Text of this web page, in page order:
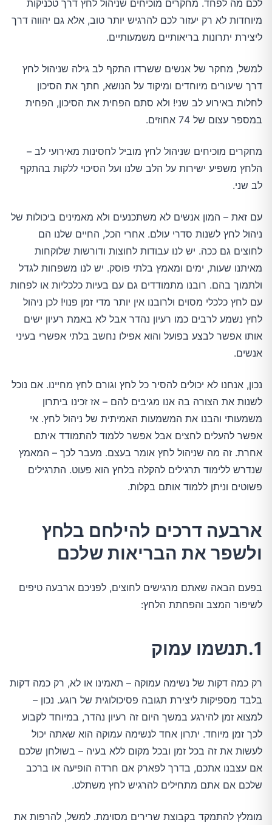
לכם מה לפחד. מחקרים מוכיחים שניהול לחץ דרך טכניקות
מיוחדות לא רק יעזור לכם להרגיש יותר טוב, אלא גם יהווה דרך
ליצירת יתרונות בריאותיים משמעותיים.
למשל, מחקר של אנשים ששרדו התקף לב גילה שניהול לחץ
דרך שיעורים מיוחדים ומיקוד על הנושא, חתך את הסיכון
לחלות באירוע לב שני! ולא סתם הפחית את הסיכון, הפחית
במספר עצום של 74 אחוזים.
מחקרים מוכיחים שניהול לחץ מוביל לחסינות מאירועי לב –
הלחץ משפיע ישירות על הלב שלנו ועל הסיכוי ללקות בהתקף
לב שני.
עם זאת – המון אנשים לא משתכנעים ולא מאמינים ביכולות של
ניהול לחץ לשנות סדרי עולם. אחרי הכל, החיים שלנו הם
לחוצים גם ככה. יש לנו עבודות לחוצות ודורשות שלוקחות
מאיתנו שעות, ימים ומאמץ בלתי פוסק. יש לנו משפחות לגדל
ולתמוך בהם. רובנו מתמודדים גם עם בעיות כלכליות או לפחות
עם לחץ כלכלי מסוים ולרובנו אין יותר מדי זמן פנוי! לכן ניהול
לחץ נשמע לרבים כמו רעיון נהדר אבל לא באמת רעיון ישים
אותו אפשר לבצע בפועל והוא אפילו נחשב בלתי אפשרי בעיני
אנשים.
נכון, אנחנו לא יכולים להסיר כל לחץ וגורם לחץ מחיינו. אם נוכל
לשנות את הצורה בה אנו מגיבים להם – אז זכינו ביתרון
משמעותי והבנו את המשמעות האמיתית של ניהול לחץ. אי
אפשר להעלים לחצים אבל אפשר ללמוד להתמודד איתם
אחרת. זה מה שניהול לחץ אומר בעצם. מעבר לכך – המאמץ
שנדרש ללימוד תרגילים להקלה בלחץ הוא פעוט. התרגילים
פשוטים וניתן ללמוד אותם בקלות.
ארבעה דרכים להילחם בלחץ
ולשפר את הבריאות שלכם
בפעם הבאה שאתם מרגישים לחוצים, לפניכם ארבעה טיפים
לשיפור המצב והפחתת הלחץ:
1.תנשמו עמוק
רק כמה דקות של נשימה עמוקה – תאמינו או לא, רק כמה דקות
בלבד מספיקות ליצירת תגובה פסיכולוגית של רוגע. נכון –
למצוא זמן להירגע במשך היום זה רעיון נהדר, במיוחד לקבוע
לכך זמן מיוחד. יתרון אחד לנשימה עמוקה הוא שאתה יכול
לעשות את זה בכל זמן ובכל מקום ללא בעיה – בשולחן שלכם
אם עצבנו אתכם, בדרך לפארק אם חרדה הופיעה או ברכב
שלכם אם אתם מתחילים להרגיש לחץ משתלט.
מומלץ להתמקד בקבוצת שרירים מסוימת. למשל, להרפות את